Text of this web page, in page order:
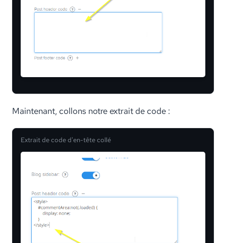
Maintenant, collons notre extrait de code :
Extrait de code d'en-tête collé